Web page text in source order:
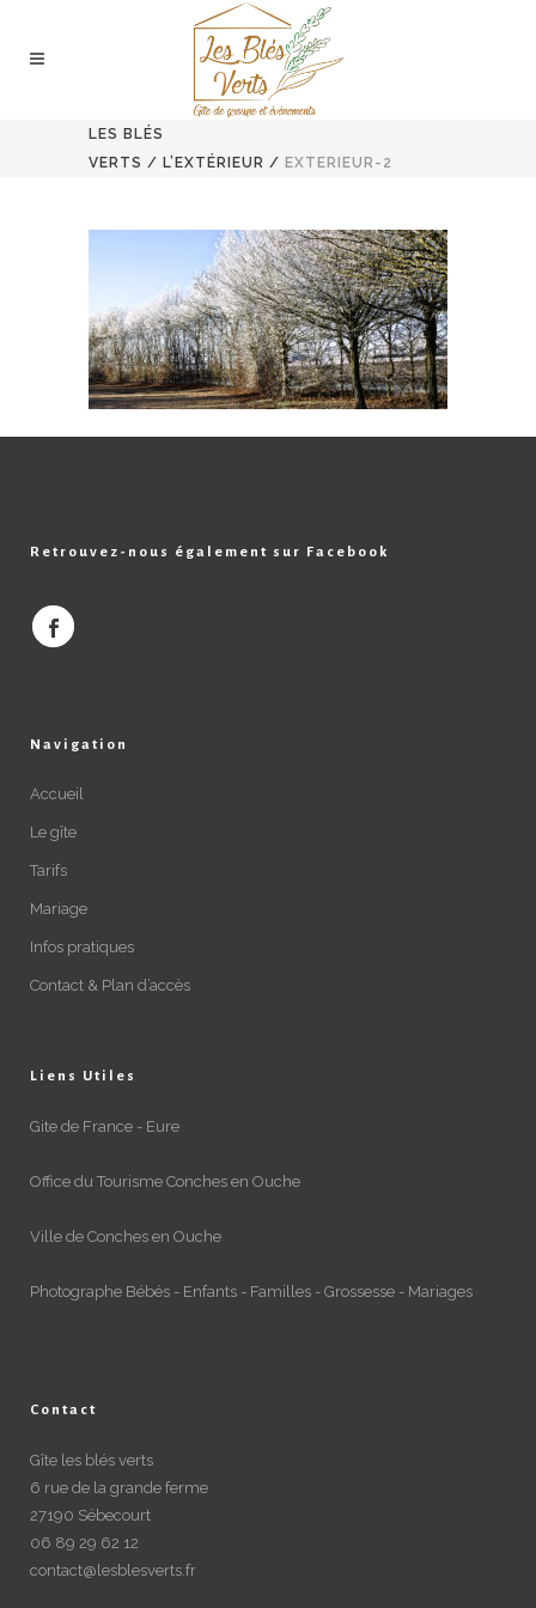
LES BLÉS
VERTS / L’EXTÉRIEUR / EXTERIEUR-2
Retrouvez-nous également sur Facebook
Navigation
Accueil
Le gîte
Tarifs
Mariage
Infos pratiques
Contact & Plan d’accès
Liens Utiles
Gite de France - Eure
Office du Tourisme Conches en Ouche
Ville de Conches en Ouche
Photographe Bébés - Enfants - Familles - Grossesse - Mariages
Contact
Gîte les blés verts
6 rue de la grande ferme
27190 Sébecourt
06 89 29 62 12
contact@lesblesverts.fr